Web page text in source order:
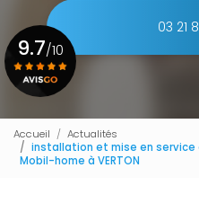
03 21
9.7/10
Accueil
Actualités
installation et mise en service
Mobil-home à VERTON